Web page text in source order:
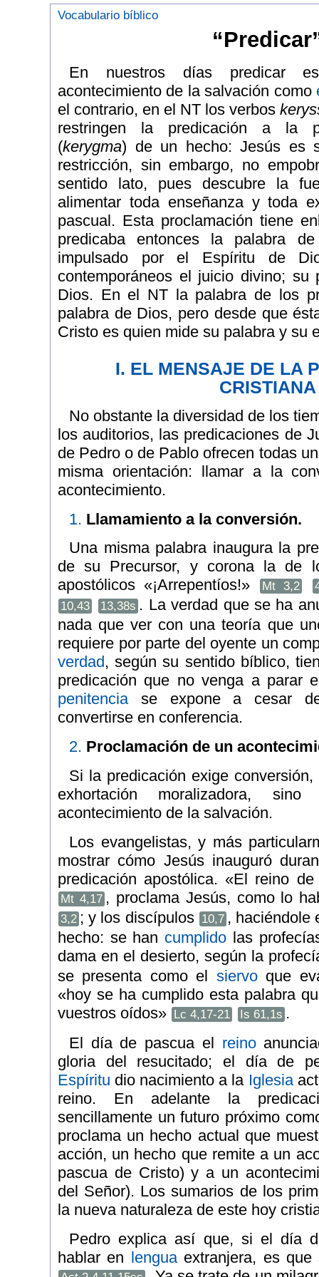
Vocabulario bíblico
En nuestros días predicar
acontecimiento de la salvación como
el contrario, en el NT los verbos
restringen la predicación a la
(kerygma) de un hecho: Jesús es
restricción, sin embargo, no
sentido lato, pues descubre la
alimentar toda enseñanza y toda
pascual. Esta proclamación tiene
predicaba entonces la palabra
impulsado por el Espíritu de
contemporáneos el juicio divino;
Dios. En el NT la palabra de los
palabra de Dios, pero desde que
Cristo es quien mide su palabra y su
I. EL MENSAJE DE LA
CRISTIANA
No obstante la diversidad de los
los auditorios, las predicaciones de
de Pedro o de Pablo ofrecen todas
misma orientación: llamar a la
acontecimiento.
1. Llamamiento a la conversión.
Una misma palabra inaugura la
de su Precursor, y corona la de
apostólicos «¡Arrepentíos!»
Mt 3,2
10,43
13,38s . La verdad que se ha
nada que ver con una teoría que
requiere por parte del oyente un
verdad , según su sentido bíblico,
predicación que no venga a parar
penitenciase expone a cesar
convertirse en conferencia.
2. Proclamación de un
Si la predicación exige
exhortación moralizadora,
acontecimiento de la salvación.
Los evangelistas, y más
mostrar cómo Jesús inauguró
predicación apostólica. «El reino
Mt 4,17 , proclama Jesús, como lo
3,2 ; y los discípulos 10,7 , haciéndole
hecho: se han cumplido las
dama en el desierto, según la
se presenta como el siervoque
«hoy se ha cumplido esta palabra
vuestros oídos» Lc 4,17-21 Is 61,1s .
El día de pascua el reino
gloria del resucitado; el día de
Espíritu dio nacimiento a la Iglesia
reino. En adelante la
sencillamente un futuro próximo
proclama un hecho actual que
acción, un hecho que remite a un
pascua de Cristo) y a un
del Señor). Los sumarios de los
la nueva naturaleza de este hoy
Pedro explica así que, si el día
hablar en lenguaextranjera, es que